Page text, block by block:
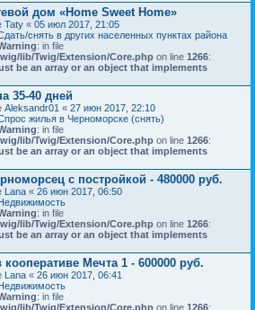
дом «Home Sweet Home»
Taty « 05 июл 2017, 21:05
снять в других населенных пунктах района
: in file
lib/Twig/Extension/Core.php on line 1266:
be an array or an object that implements
35-40 дней
Aleksandr01 « 27 июн 2017, 22:10
жилья в Черноморске (снять)
: in file
lib/Twig/Extension/Core.php on line 1266:
be an array or an object that implements
с постройкой - 480000 руб.
Lana « 26 июн 2017, 06:50
: in file
lib/Twig/Extension/Core.php on line 1266:
be an array or an object that implements
Мечта 1 - 600000 руб.
Lana « 26 июн 2017, 06:41
: in file
lib/Twig/Extension/Core.php on line 1266: